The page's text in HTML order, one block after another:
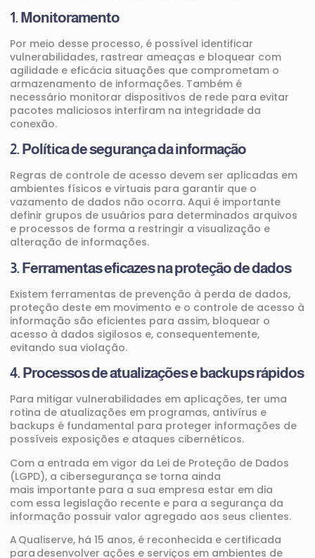
1. Monitoramento
Por meio desse processo, é possível identificar
vulnerabilidades, rastrear ameaças e bloquear com
agilidade e eficácia situações que comprometam o
armazenamento de informações. Também é
necessário monitorar dispositivos de rede para evitar
pacotes maliciosos interfiram na integridade da
conexão.
2. Política de segurança da informação
Regras de controle de acesso devem ser aplicadas em
ambientes físicos e virtuais para garantir que o
vazamento de dados não ocorra. Aqui é importante
definir grupos de usuários para determinados arquivos
e processos de forma a restringir a visualização e
alteração de informações.
3. Ferramentas eficazes na proteção de dados
Existem ferramentas de prevenção à perda de dados,
proteção deste em movimento e o controle de acesso à
informação são eficientes para assim, bloquear o
acesso à dados sigilosos e, consequentemente,
evitando sua violação.
4. Processos de atualizações e backups rápidos
Para mitigar vulnerabilidades em aplicações, ter uma
rotina de atualizações em programas, antivírus e
backups é fundamental para proteger informações de
possíveis exposições e ataques cibernéticos.
Com a entrada em vigor da Lei de Proteção de Dados
(LGPD), a cibersegurança se torna ainda
mais importante para a sua empresa estar em dia
com essa legislação recente e para a segurança da
informação possuir valor agregado aos seus clientes.
A Qualiserve, há 15 anos, é reconhecida e certificada
para desenvolver ações e serviços em ambientes de